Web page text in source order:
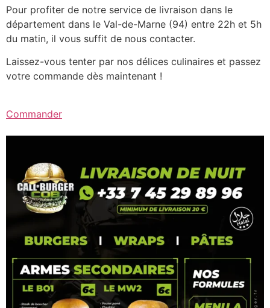
Pour profiter de notre service de livraison dans le
département dans le Val-de-Marne (94) entre 22h et 5h
du matin, il vous suffit de nous contacter.
Laissez-vous tenter par nos délices culinaires et passez
votre commande dès maintenant !
Commander